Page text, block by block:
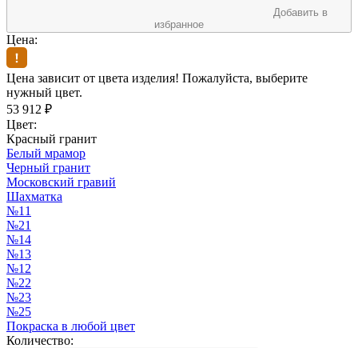
Добавить в
избранное
Цена:
Цена зависит от цвета изделия! Пожалуйста, выберите
нужный цвет.
53 912 ₽
Цвет:
Красный гранит
Белый мрамор
Черный гранит
Московский гравий
Шахматка
№11
№21
№14
№13
№12
№22
№23
№25
Покраска в любой цвет
Количество: